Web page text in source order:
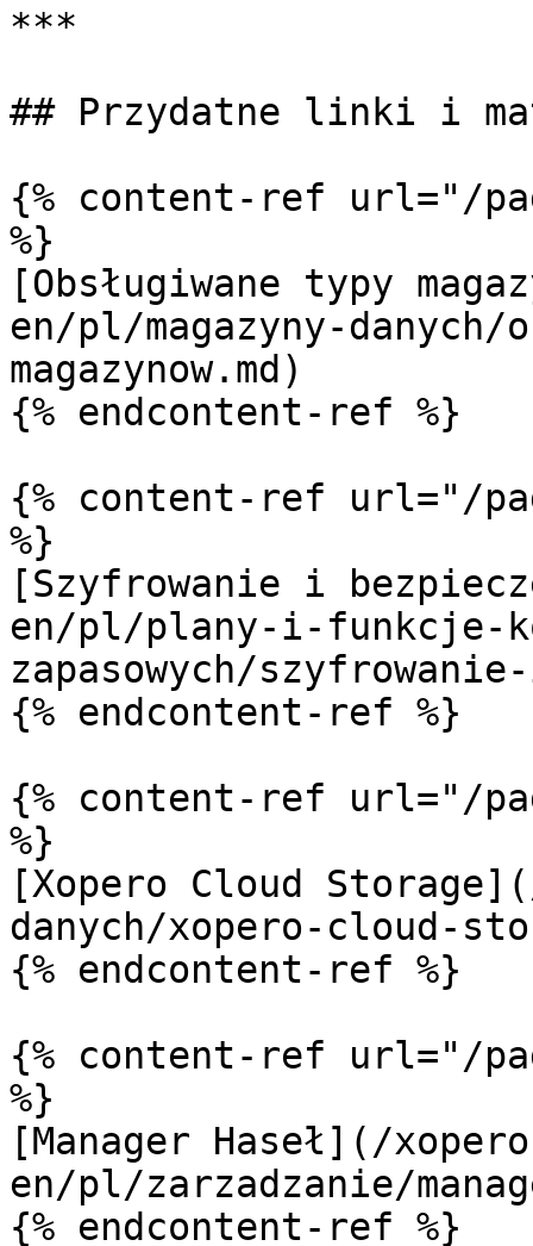
***
## Przydatne linki i
{% content-ref url="/
%}
[Obsługiwane typy
en/pl/magazyny-danych/
magazynow.md)
{% endcontent-ref %}
{% content-ref url="/
%}
[Szyfrowanie i
en/pl/plany-i-funkcje-
zapasowych/
{% endcontent-ref %}
{% content-ref url="/
%}
[Xopero Cloud
danych/xopero-cloud-
{% endcontent-ref %}
{% content-ref url="/
%}
[Manager Haseł](/
en/pl/zarzadzanie/